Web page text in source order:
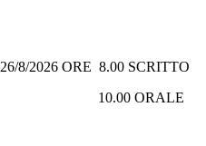
26/8/2026 ORE 8.00 SCRITTO
10.00 ORALE